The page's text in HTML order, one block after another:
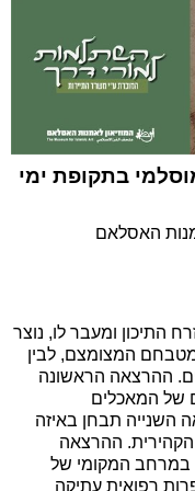
בתקופת ימי
התיכון ומעבר לו, נוצר
המצומצם, לבין
ההרצאה הראשונה
של המאכלים
תבחן באיזה
הקהירית. ההרצאה
במרחב המקומי של
רפואית עתיקה